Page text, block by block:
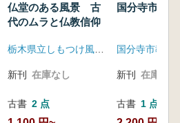
仏堂のある風景 古
代のムラと仏教信仰
新刊 在庫なし
古書 2 点
国分寺市の
国分寺市教育
新刊 在庫なし
古書 1 点